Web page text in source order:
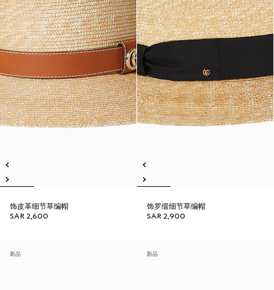
饰皮革细节草编帽
SAR 2,600
饰罗缎细节草编帽
SAR 2,900
新品 新品